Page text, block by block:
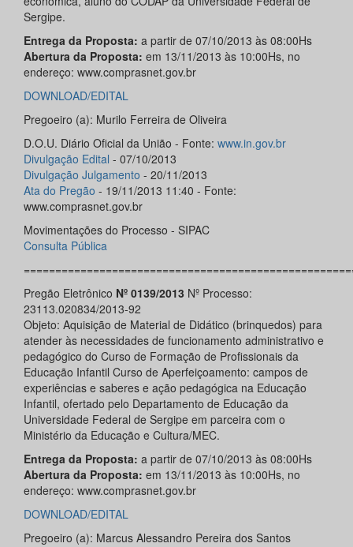
Sergipe.
Entrega da Proposta: a partir de 07/10/2013 às 08:00Hs
Abertura da Proposta: em 13/11/2013 às 10:00Hs, no
endereço: www.comprasnet.gov.br
DOWNLOAD/EDITAL
Pregoeiro (a): Murilo Ferreira de Oliveira
D.O.U. Diário Oficial da União - Fonte: www.in.gov.br
Divulgação Edital - 07/10/2013
Divulgação Julgamento - 20/11/2013
Ata do Pregão - 19/11/2013 11:40 - Fonte:
www.comprasnet.gov.br
Movimentações do Processo - SIPAC
Consulta Pública
Pregão Eletrônico Nº 0139/2013 Nº Processo:
23113.020834/2013-92
Objeto: Aquisição de Material de Didático (brinquedos) para
atender às necessidades de funcionamento administrativo e
pedagógico do Curso de Formação de Profissionais da
Educação Infantil Curso de Aperfeiçoamento: campos de
experiências e saberes e ação pedagógica na Educação
Infantil, ofertado pelo Departamento de Educação da
Universidade Federal de Sergipe em parceira com o
Ministério da Educação e Cultura/MEC.
Entrega da Proposta: a partir de 07/10/2013 às 08:00Hs
Abertura da Proposta: em 13/11/2013 às 10:00Hs, no
endereço: www.comprasnet.gov.br
DOWNLOAD/EDITAL
Pregoeiro (a): Marcus Alessandro Pereira dos Santos